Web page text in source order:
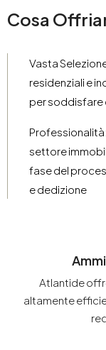
Cosa
Vasta
residenziali e
per soddisfare
settore
fase del
e dedizione
Atlantide
altamente